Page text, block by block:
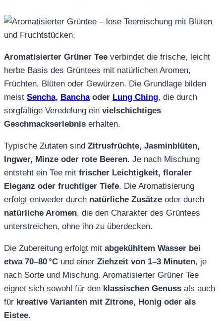
Aromatisierter Grüner Tee verbindet die frische, leicht
herbe Basis des Grüntees mit natürlichen Aromen,
Früchten, Blüten oder Gewürzen. Die Grundlage bilden
meist Sencha, Banchaoder Lung Ching, die durch
sorgfältige Veredelung ein vielschichtiges
Geschmackserlebnis erhalten.
Typische Zutaten sind Zitrusfrüchte, Jasminblüten,
Ingwer, Minze oder rote Beeren. Je nach Mischung
entsteht ein Tee mit frischer Leichtigkeit, floraler
Eleganz oder fruchtiger Tiefe. Die Aromatisierung
erfolgt entweder durch natürliche Zusätze oder durch
natürliche Aromen, die den Charakter des Grüntees
unterstreichen, ohne ihn zu überdecken.
Die Zubereitung erfolgt mit abgekühltem Wasser bei
etwa 70–80 °C und einer Ziehzeit von 1–3 Minuten, je
nach Sorte und Mischung. Aromatisierter Grüner Tee
eignet sich sowohl für den klassischen Genuss als auch
für kreative Varianten mit Zitrone, Honig oder als
Eistee.